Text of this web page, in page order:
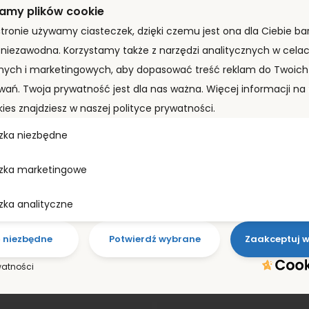
PROMOCJA!
Kontener morski 12m (40’HC) FWRU0405432
7 990,00zł+ VAT
8 290,00zł
Co nasi klienci mówią
o naszych usługach?
plików cookie
używamy ciasteczek, dzięki czemu jest ona dla Ciebie
Korzystamy także z narzędzi analitycznych w
i marketingowych, aby dopasować treść reklam do
Twoja prywatność jest dla nas ważna. Więcej informacji
znajdziesz w naszej polityce prywatności.
niezbędne
marketingowe
analityczne
niezbędne Potwierdź wybrane Zaakceptuj